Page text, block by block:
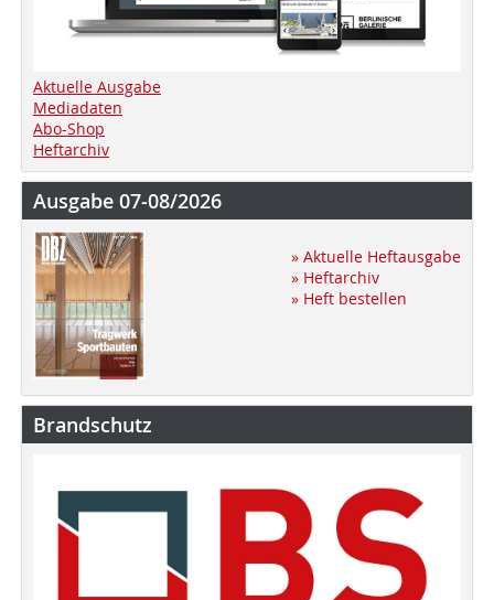
Aktuelle Ausgabe
Mediadaten
Abo-Shop
Heftarchiv
Ausgabe 07-08/2026
» Aktuelle Heftausgabe
» Heftarchiv
» Heft bestellen
Brandschutz